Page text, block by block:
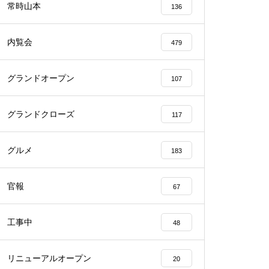
常時山本 136
内覧会 479
グランドオープン 107
グランドクローズ 117
グルメ 183
官報 67
工事中 48
リニューアルオープン 20